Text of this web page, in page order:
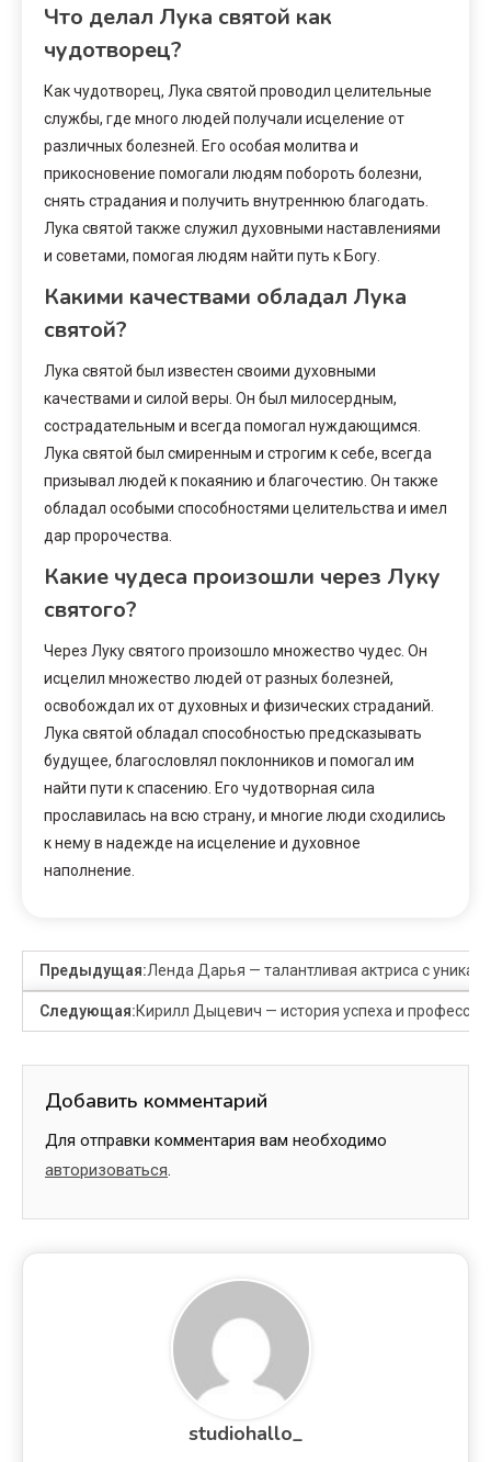
Что делал Лука святой как
чудотворец?
Как чудотворец, Лука святой проводил целительные
службы, где много людей получали исцеление от
различных болезней. Его особая молитва и
прикосновение помогали людям побороть болезни,
снять страдания и получить внутреннюю благодать.
Лука святой также служил духовными наставлениями
и советами, помогая людям найти путь к Богу.
Какими качествами обладал Лука
святой?
Лука святой был известен своими духовными
качествами и силой веры. Он был милосердным,
сострадательным и всегда помогал нуждающимся.
Лука святой был смиренным и строгим к себе, всегда
призывал людей к покаянию и благочестию. Он также
обладал особыми способностями целительства и имел
дар пророчества.
Какие чудеса произошли через Луку
святого?
Через Луку святого произошло множество чудес. Он
исцелил множество людей от разных болезней,
освобождал их от духовных и физических страданий.
Лука святой обладал способностью предсказывать
будущее, благословлял поклонников и помогал им
найти пути к спасению. Его чудотворная сила
прославилась на всю страну, и многие люди сходились
к нему в надежде на исцеление и духовное
наполнение.
Предыдущая:Ленда Дарья — талантливая актриса с
Следующая:Кирилл Дыцевич — история успеха и
Добавить комментарий
Для отправки комментария вам необходимо
авторизоваться
studiohallo_